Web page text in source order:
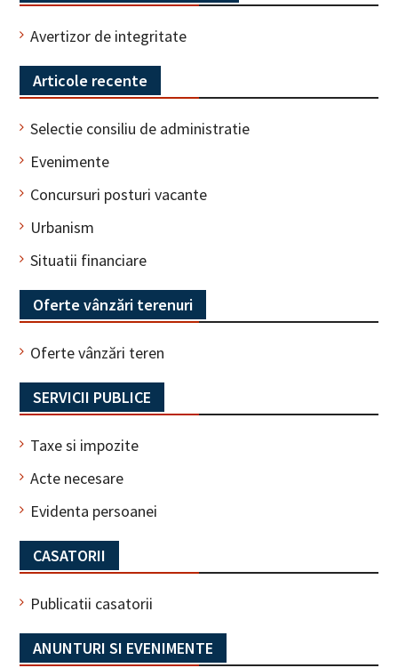
Avertizor de integritate
Articole recente
Selectie consiliu de administratie
Evenimente
Concursuri posturi vacante
Urbanism
Situatii financiare
Oferte vânzări terenuri
Oferte vânzări teren
SERVICII PUBLICE
Taxe si impozite
Acte necesare
Evidenta persoanei
CASATORII
Publicatii casatorii
ANUNTURI SI EVENIMENTE